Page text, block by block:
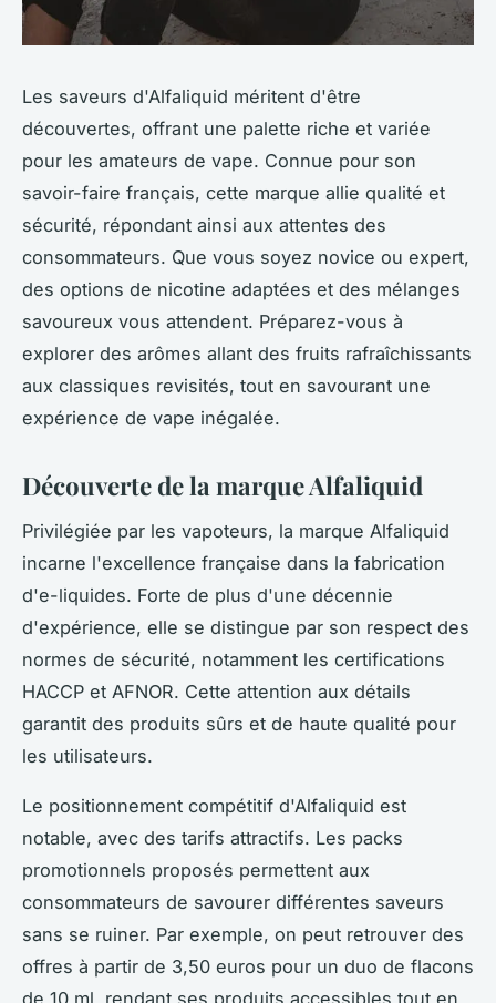
Les saveurs d'Alfaliquid méritent d'être
découvertes, offrant une palette riche et variée
pour les amateurs de vape. Connue pour son
savoir-faire français, cette marque allie qualité et
sécurité, répondant ainsi aux attentes des
consommateurs. Que vous soyez novice ou expert,
des options de nicotine adaptées et des mélanges
savoureux vous attendent. Préparez-vous à
explorer des arômes allant des fruits rafraîchissants
aux classiques revisités, tout en savourant une
expérience de vape inégalée.
Découverte de la marque Alfaliquid
Privilégiée par les vapoteurs, la marque Alfaliquid
incarne l'excellence française dans la fabrication
d'e-liquides. Forte de plus d'une décennie
d'expérience, elle se distingue par son respect des
normes de sécurité, notamment les certifications
HACCP et AFNOR. Cette attention aux détails
garantit des produits sûrs et de haute qualité pour
les utilisateurs.
Le positionnement compétitif d'Alfaliquid est
notable, avec des tarifs attractifs. Les packs
promotionnels proposés permettent aux
consommateurs de savourer différentes saveurs
sans se ruiner. Par exemple, on peut retrouver des
offres à partir de 3,50 euros pour un duo de flacons
de 10 ml, rendant ses produits accessibles tout en